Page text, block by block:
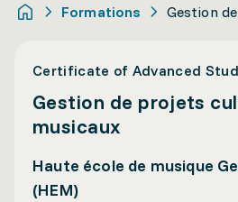
Formations Gestion
Certificate of Advanced
Gestion de projets
musicaux
Haute école de musique
(HEM)